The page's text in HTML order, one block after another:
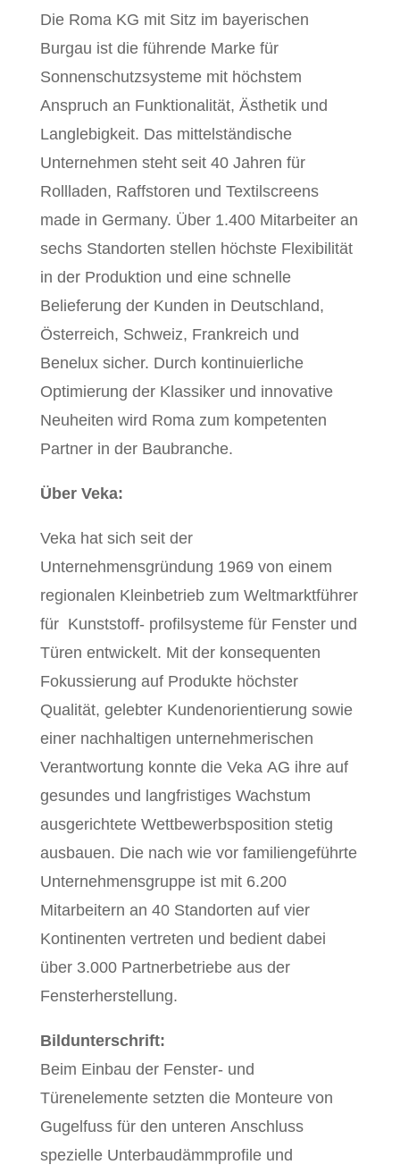
Die Roma KG mit Sitz im bayerischen
Burgau ist die führende Marke für
Sonnenschutzsysteme mit höchstem
Anspruch an Funktionalität, Ästhetik und
Langlebigkeit. Das mittelständische
Unternehmen steht seit 40 Jahren für
Rollladen, Raffstoren und Textilscreens
made in Germany. Über 1.400 Mitarbeiter an
sechs Standorten stellen höchste Flexibilität
in der Produktion und eine schnelle
Belieferung der Kunden in Deutschland,
Österreich, Schweiz, Frankreich und
Benelux sicher. Durch kontinuierliche
Optimierung der Klassiker und innovative
Neuheiten wird Roma zum kompetenten
Partner in der Baubranche.
Über Veka:
Veka hat sich seit der
Unternehmensgründung 1969 von einem
regionalen Kleinbetrieb zum Weltmarktführer
für Kunststoff- profilsysteme für Fenster und
Türen entwickelt. Mit der konsequenten
Fokussierung auf Produkte höchster
Qualität, gelebter Kundenorientierung sowie
einer nachhaltigen unternehmerischen
Verantwortung konnte die Veka AG ihre auf
gesundes und langfristiges Wachstum
ausgerichtete Wettbewerbsposition stetig
ausbauen. Die nach wie vor familiengeführte
Unternehmensgruppe ist mit 6.200
Mitarbeitern an 40 Standorten auf vier
Kontinenten vertreten und bedient dabei
über 3.000 Partnerbetriebe aus der
Fensterherstellung.
Bildunterschrift:
Beim Einbau der Fenster- und
Türenelemente setzten die Monteure von
Gugelfuss für den unteren Anschluss
spezielle Unterbaudämmprofile und